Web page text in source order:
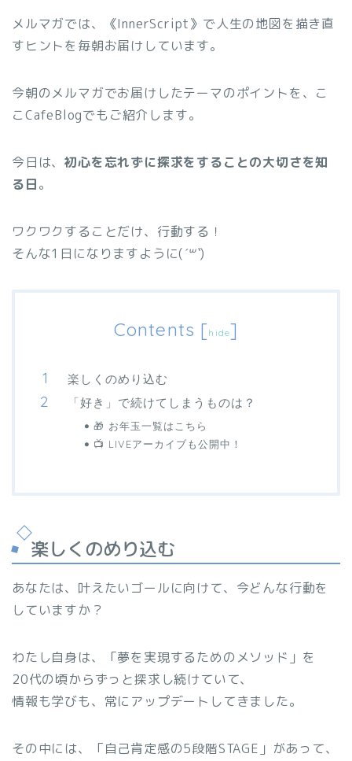
メルマガでは、《InnerScript》で人生の地図を描き直
すヒントを毎朝お届けしています。
今朝のメルマガでお届けしたテーマのポイントを、こ
こCafeBlogでもご紹介します。
今日は、初心を忘れずに探求をすることの大切さを知
る日。
ワクワクすることだけ、行動する！
そんな1日になりますように(´꒳`)
Contents [ hide]
楽しくのめり込む
「好き」で続けてしまうものは？
🎁 お年玉一覧はこちら
📺 LIVEアーカイブも公開中！
楽しくのめり込む
あなたは、叶えたいゴールに向けて、今どんな行動を
していますか？
わたし自身は、「夢を実現するためのメソッド」を
20代の頃からずっと探求し続けていて、
情報も学びも、常にアップデートしてきました。
その中には、「自己肯定感の5段階STAGE」があって、